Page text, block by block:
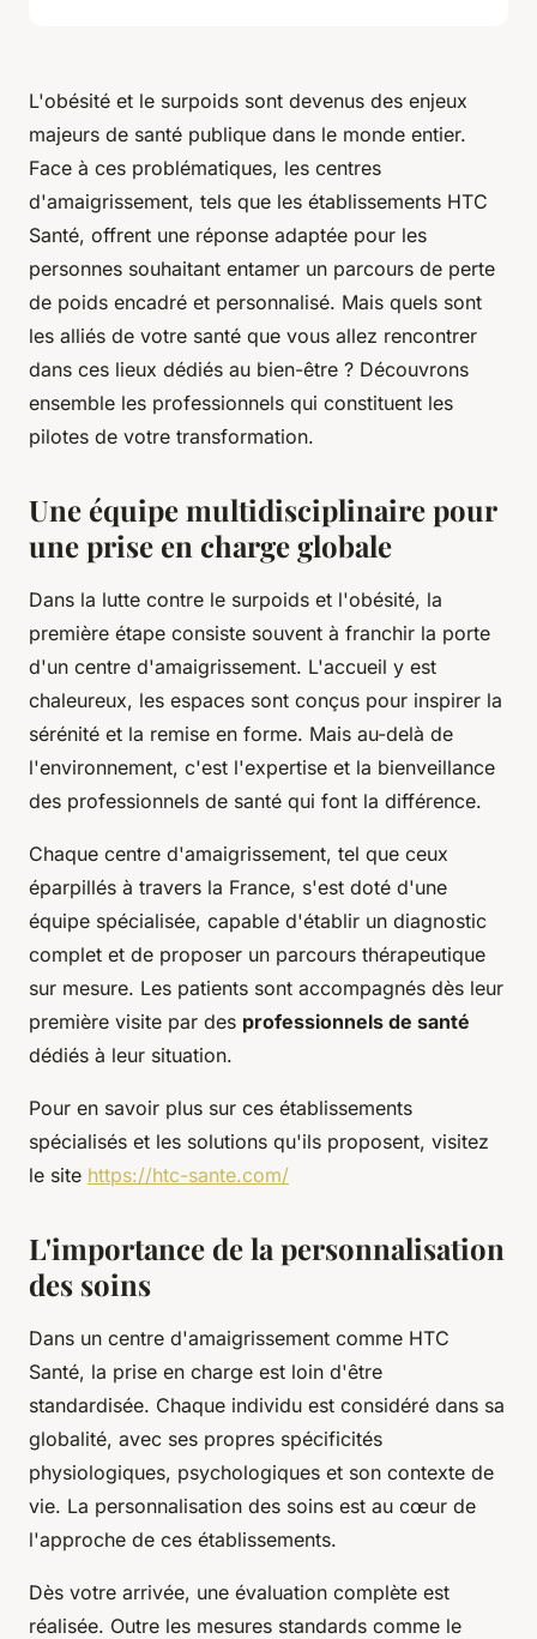
L'obésité et le surpoids sont devenus des enjeux
majeurs de santé publique dans le monde entier.
Face à ces problématiques, les centres
d'amaigrissement, tels que les établissements HTC
Santé, offrent une réponse adaptée pour les
personnes souhaitant entamer un parcours de perte
de poids encadré et personnalisé. Mais quels sont
les alliés de votre santé que vous allez rencontrer
dans ces lieux dédiés au bien-être ? Découvrons
ensemble les professionnels qui constituent les
pilotes de votre transformation.
Une équipe multidisciplinaire pour
une prise en charge globale
Dans la lutte contre le surpoids et l'obésité, la
première étape consiste souvent à franchir la porte
d'un centre d'amaigrissement. L'accueil y est
chaleureux, les espaces sont conçus pour inspirer la
sérénité et la remise en forme. Mais au-delà de
l'environnement, c'est l'expertise et la bienveillance
des professionnels de santé qui font la différence.
Chaque centre d'amaigrissement, tel que ceux
éparpillés à travers la France, s'est doté d'une
équipe spécialisée, capable d'établir un diagnostic
complet et de proposer un parcours thérapeutique
sur mesure. Les patients sont accompagnés dès leur
première visite par des professionnels de santé
dédiés à leur situation.
Pour en savoir plus sur ces établissements
spécialisés et les solutions qu'ils proposent, visitez
le site https://htc-sante.com/
L'importance de la personnalisation
des soins
Dans un centre d'amaigrissement comme HTC
Santé, la prise en charge est loin d'être
standardisée. Chaque individu est considéré dans sa
globalité, avec ses propres spécificités
physiologiques, psychologiques et son contexte de
vie. La personnalisation des soins est au cœur de
l'approche de ces établissements.
Dès votre arrivée, une évaluation complète est
réalisée. Outre les mesures standards comme le